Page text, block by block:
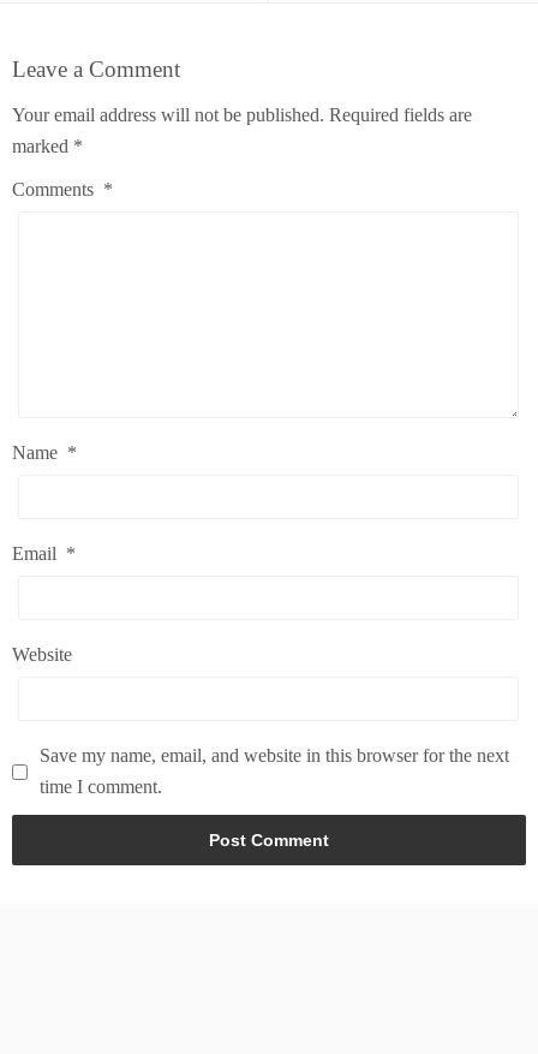
Leave a Comment
Your email address will not be published. Required fields are
marked *
Comments *
Name *
Email *
Website
Save my name, email, and website in this browser for the next
time I comment.